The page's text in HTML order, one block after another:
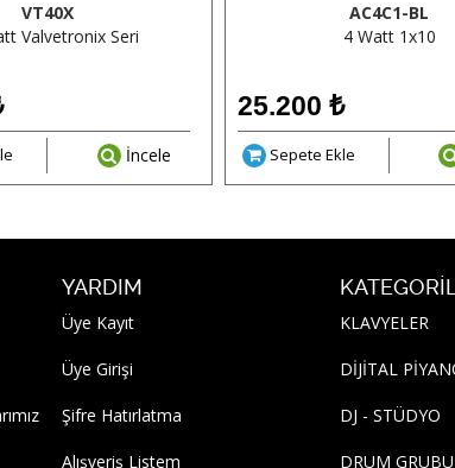
VT40X
Valvetronix Seri
İncele
AC4C1-BL
4 Watt 1x10
25.200 ₺
Sepete Ekle
YARDIM
Üye Kayıt
Üye Girişi
Şifre Hatırlatma
Alışveriş Listem
KLAVYELER
DİJİTAL
DJ - STÜDYO
DRUM GRUBU